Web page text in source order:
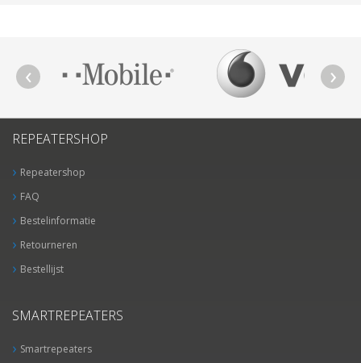
REPEATERSHOP
Repeatershop
FAQ
Bestelinformatie
Retourneren
Bestellijst
SMARTREPEATERS
Smartrepeaters